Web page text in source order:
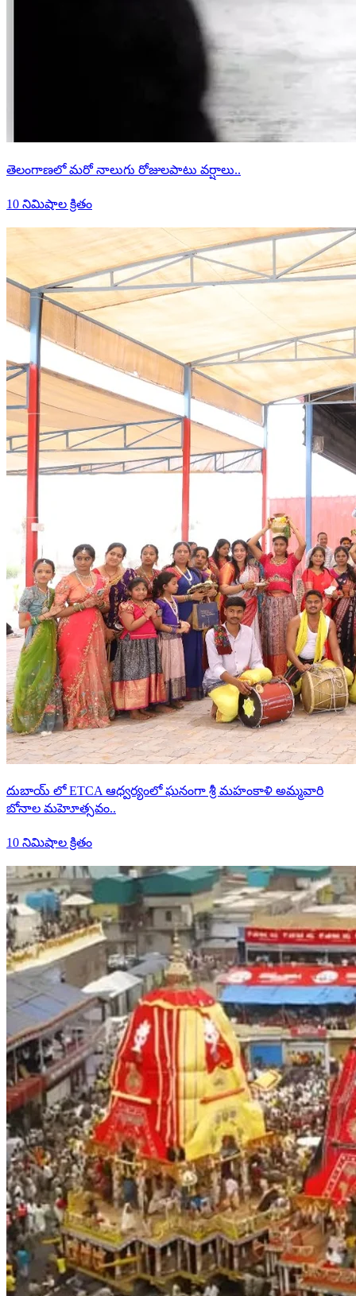
తెలంగాణలో మరో నాలుగు రోజులపాటు వర్షాలు..
10 నిమిషాల క్రితం
దుబాయ్ లో ETCA ఆధ్వర్యంలో ఘనంగా శ్రీ మహంకాళి అమ్మవారి
బోనాల మహెూత్సవం..
10 నిమిషాల క్రితం